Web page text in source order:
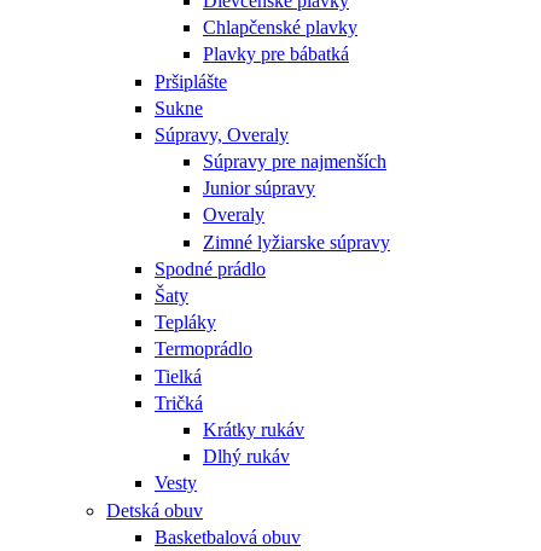
Chlapčenské plavky
Plavky pre bábatká
Pršiplášte
Sukne
Súpravy, Overaly
Súpravy pre najmenších
Junior súpravy
Overaly
Zimné lyžiarske súpravy
Spodné prádlo
Šaty
Tepláky
Termoprádlo
Tielká
Tričká
Krátky rukáv
Dlhý rukáv
Vesty
Detská obuv
Basketbalová obuv